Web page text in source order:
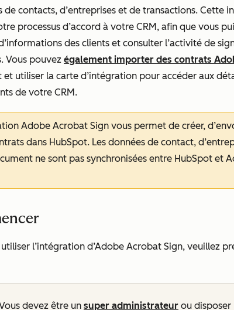
de contacts, d’entreprises et de transactions. Cette
processus d’accord à votre CRM, afin que vous
des clients et consulter l’activité de
Vous pouvez également importer des contrats
et utiliser la carte d’intégration pour accéder aux
de votre CRM.
Adobe Acrobat Sign vous permet de créer,
dans HubSpot. Les données de contact,
ne sont pas synchronisées entre HubSpot et
l’intégration d’Adobe Acrobat Sign, veuillez
devez être un super administrateur ou disposer